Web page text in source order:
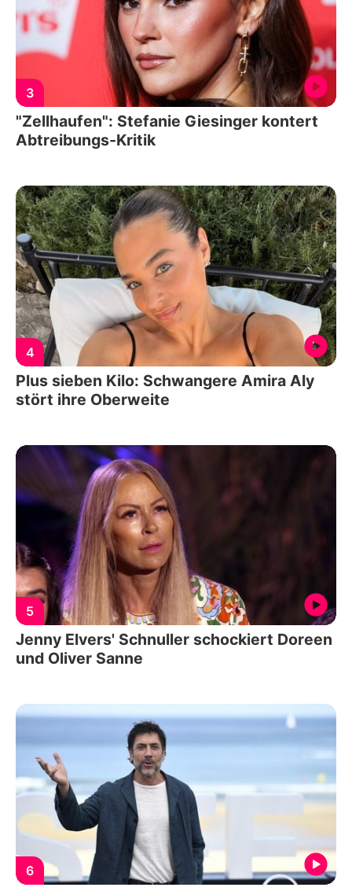
3
"Zellhaufen": Stefanie Giesinger kontert
Abtreibungs-Kritik
4
Plus sieben Kilo: Schwangere Amira Aly
stört ihre Oberweite
5
Jenny Elvers' Schnuller schockiert Doreen
und Oliver Sanne
6